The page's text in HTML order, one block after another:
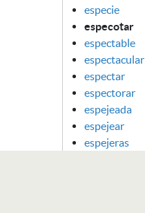
especie
especotar
espectable
espectacular
espectar
espectorar
espejeada
espejear
espejeras